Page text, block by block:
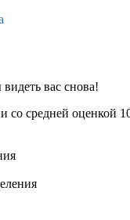
вас снова!
со средней оценкой